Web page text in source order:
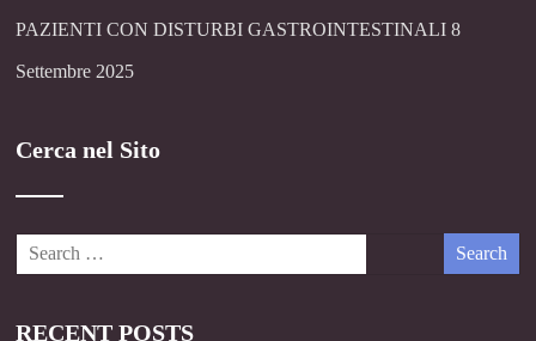
PAZIENTI CON DISTURBI GASTROINTESTINALI 8
Settembre 2025
Cerca nel Sito
RECENT POSTS